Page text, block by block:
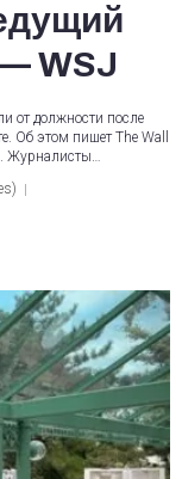
WSJ
от должности после
Об этом пишет The Wall
Журналисты…
)